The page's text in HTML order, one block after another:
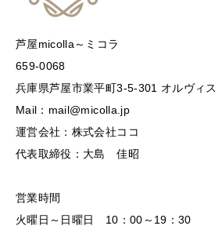
芦屋micolla～ミコラ
659-0068
兵庫県芦屋市業平町3-5-301 オルヴィ
Mail：mail@micolla.jp
運営会社：株式会社ココ
代表取締役：大島 佳昭
営業時間
火曜日～日曜日 10：00～19：30